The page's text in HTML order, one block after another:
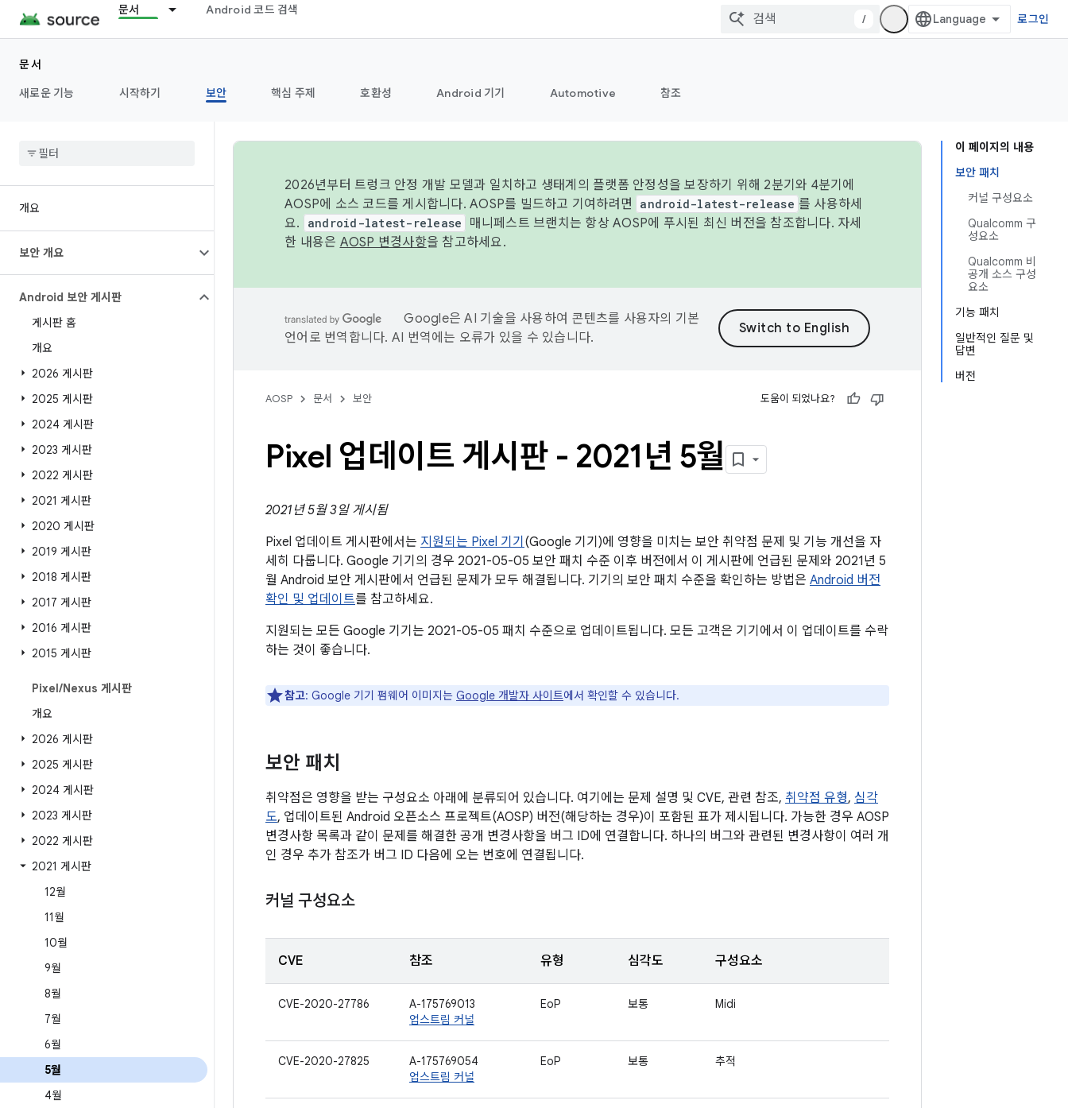
문서 Android 코드 검색
/ 로그인
문서
새로운 기능
시작하기 보안 핵심 주제 호환성 Android 기기 Automotive 참조
개요
보안 개요
Android 보안 게시판
게시판 홈
개요
2026 게시판
2025 게시판
2024 게시판
2023 게시판
2022 게시판
2021 게시판
2020 게시판
2019 게시판
2018 게시판
2017 게시판
2016 게시판
2015 게시판
Pixel/Nexus 게시판
개요
2026 게시판
2025 게시판
2024 게시판
2023 게시판
2022 게시판
2021 게시판
12월
11월
10월
9월
8월
7월
6월
5월
4월
이 페이지의 내용
보안 패치
커널 구성요소
Qualcomm 구
성요소
Qualcomm 비
공개 소스 구성
요소
기능 패치
일반적인 질문 및
답변
버전
2026년부터 트렁크 안정 개발 모델과 일치하고 생태계의 플랫폼 안정성을 보장하기 위해 2분기와 4분기에
AOSP에 소스 코드를 게시합니다. AOSP를 빌드하고 기여하려면
android-latest-release 를 사용하세
요.
android-latest-release
매니페스트 브랜치는 항상 AOSP에 푸시된 최신 버전을 참조합니다. 자세
한 내용은 AOSP 변경사항을 참고하세요.
Google은 AI 기술을 사용하여 콘텐츠를 사용자의 기본
언어로 번역합니다. AI 번역에는 오류가 있을 수 있습니다.
AOSP 문서 보안 도움이 되었나요?
Pixel 업데이트 게시판 - 2021년 5월
2021년 5월 3일 게시됨
Pixel 업데이트 게시판에서는 지원되는 Pixel 기기 (Google 기기)에 영향을 미치는 보안 취약점 문제 및 기능 개선을 자
세히 다룹니다. Google 기기의 경우 2021-05-05 보안 패치 수준 이후 버전에서 이 게시판에 언급된 문제와 2021년 5
월 Android 보안 게시판에서 언급된 문제가 모두 해결됩니다. 기기의 보안 패치 수준을 확인하는 방법은 Android 버전
확인 및 업데이트를 참고하세요.
지원되는 모든 Google 기기는 2021-05-05 패치 수준으로 업데이트됩니다. 모든 고객은 기기에서 이 업데이트를 수락
하는 것이 좋습니다.
참고: Google 기기 펌웨어 이미지는 Google 개발자 사이트에서 확인할 수 있습니다.
보안 패치
취약점은 영향을 받는 구성요소 아래에 분류되어 있습니다. 여기에는 문제 설명 및 CVE, 관련 참조, 취약점 유형, 심각
도, 업데이트된 Android 오픈소스 프로젝트(AOSP) 버전(해당하는 경우)이 포함된 표가 제시됩니다. 가능한 경우 AOSP
변경사항 목록과 같이 문제를 해결한 공개 변경사항을 버그 ID에 연결합니다. 하나의 버그와 관련된 변경사항이 여러 개
인 경우 추가 참조가 버그 ID 다음에 오는 번호에 연결됩니다.
커널 구성요소
CVE 참조 유형 심각도 구성요소
CVE-2020-27786
A-175769013
업스트림 커널
EoP 보통 Midi
CVE-2020-27825
A-175769054
업스트림 커널
EoP 보통 추적